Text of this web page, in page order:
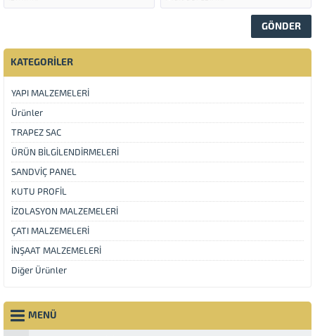
KATEGORİLER
YAPI MALZEMELERİ
Ürünler
TRAPEZ SAC
ÜRÜN BİLGİLENDİRMELERİ
SANDVİÇ PANEL
KUTU PROFİL
İZOLASYON MALZEMELERİ
ÇATI MALZEMELERİ
İNŞAAT MALZEMELERİ
Diğer Ürünler
MENÜ